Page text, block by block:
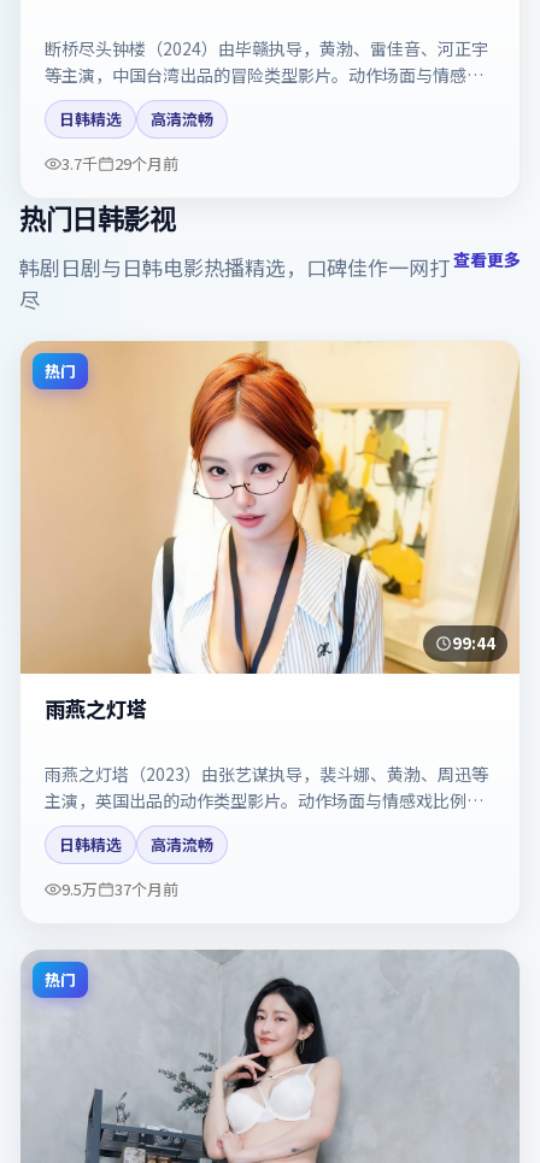
断桥尽头钟楼（2024）由毕赣执导，黄渤、雷佳音、河正宇
等主演，中国台湾出品的冒险类型影片。动作场面与情感戏
比例拿捏得当。剧情简介与主创信息可供检索参考，上映日
期以片方资料为准。
日韩精选
高清流畅
3.7千
29个月前
热门日韩影视
韩剧日剧与日韩电影热播精选，口碑佳作一网打
尽
查看更多
热门
99:44
雨燕之灯塔
雨燕之灯塔（2023）由张艺谋执导，裴斗娜、黄渤、周迅等
主演，英国出品的动作类型影片。动作场面与情感戏比例拿
捏得当。剧情简介与主创信息可供检索参考，上映日期以片
方资料为准。
日韩精选
高清流畅
9.5万
37个月前
热门